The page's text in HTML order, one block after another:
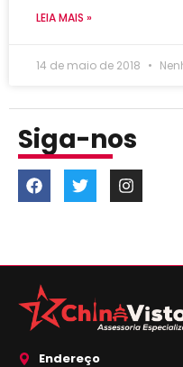
LEIA MAIS »
14 de maio de 2018
Siga-nos
Endereço